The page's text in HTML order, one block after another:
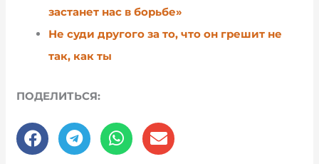
застанет нас в борьбе»
Не суди другого за то, что он грешит не
так, как ты
ПОДЕЛИТЬСЯ: